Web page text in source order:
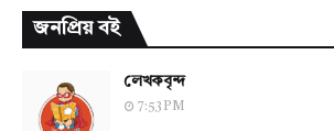
জনপ্রিয় বই
লেখকবৃন্দ
7:53 PM